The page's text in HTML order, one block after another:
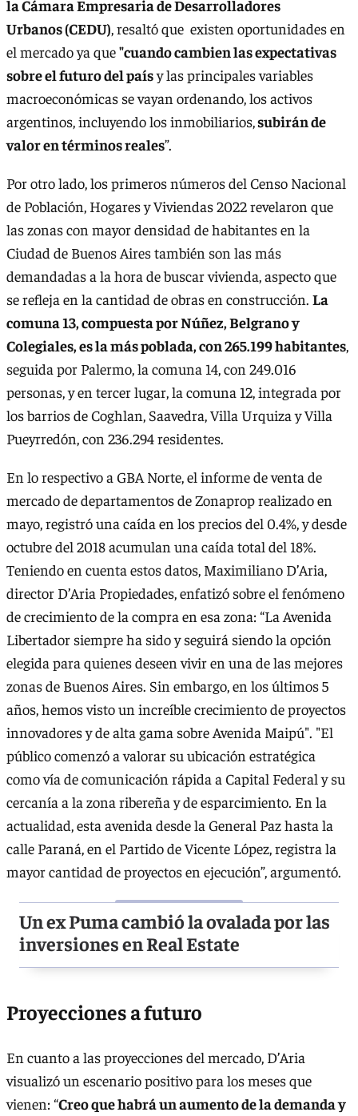
la Cámara Empresaria de Desarrolladores
Urbanos (CEDU), resaltó que existen oportunidades en
el mercado ya que"cuando cambien las expectativas
sobre el futuro del paísy las principales variables
macroeconómicas se vayan ordenando, los activos
argentinos, incluyendo los inmobiliarios,subirán de
valor en términos reales”.
Por otro lado, los primeros números del Censo Nacional
de Población, Hogares y Viviendas 2022 revelaron que
las zonas con mayor densidad de habitantes en la
Ciudad de Buenos Aires también son las más
demandadas a la hora de buscar vivienda, aspecto que
se refleja en la cantidad de obras en construcción. La
comuna 13, compuesta por Núñez, Belgrano y
Colegiales, es la más poblada, con 265.199 habitantes,
seguida por Palermo, la comuna 14, con 249.016
personas, y en tercer lugar, la comuna 12, integrada por
los barrios de Coghlan, Saavedra, Villa Urquiza y Villa
Pueyrredón, con 236.294 residentes.
En lo respectivo a GBA Norte, el informe de venta de
mercado de departamentos de Zonaprop realizado en
mayo, registró una caída en los precios del 0.4%, y desde
octubre del 2018 acumulan una caída total del 18%.
Teniendo en cuenta estos datos, Maximiliano D’Aria,
director D’Aria Propiedades, enfatizó sobre el fenómeno
de crecimiento de la compra en esa zona: “La Avenida
Libertador siempre ha sido y seguirá siendo la opción
elegida para quienes deseen vivir en una de las mejores
zonas de Buenos Aires. Sin embargo, en los últimos 5
años, hemos visto un increíble crecimiento de proyectos
innovadores y de alta gama sobre Avenida Maipú". "El
público comenzó a valorar su ubicación estratégica
como vía de comunicación rápida a Capital Federal y su
cercanía a la zona ribereña y de esparcimiento. En la
actualidad, esta avenida desde la General Paz hasta la
calle Paraná, en el Partido de Vicente López, registra la
mayor cantidad de proyectos en ejecución”, argumentó.
Un ex Puma cambió la ovalada por las
inversiones en Real Estate
Proyecciones a futuro
En cuanto a las proyecciones del mercado, D’Aria
visualizó un escenario positivo para los meses que
vienen: “Creo que habrá un aumento de la demanda y